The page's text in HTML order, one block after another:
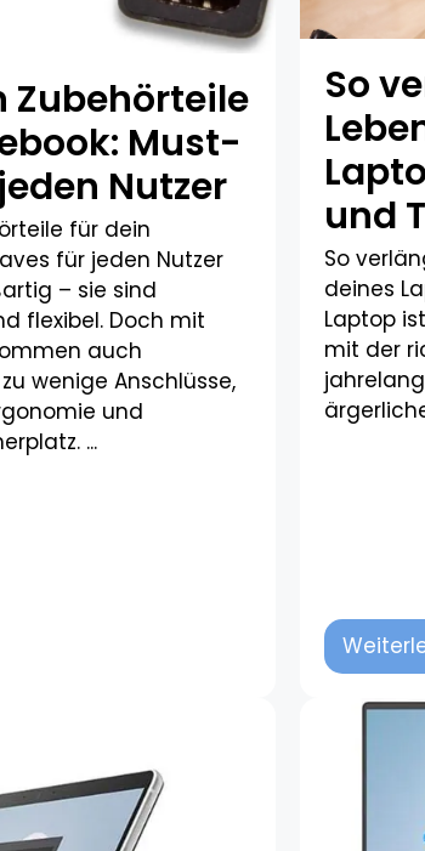
Zubehörteile
Must-
Nutzer
für dein
für jeden Nutzer
– sie sind
flexibel. Doch mit
auch
wenige Anschlüsse,
und
...
So
und
So
deines
Laptop
mit der